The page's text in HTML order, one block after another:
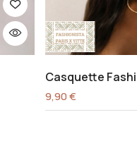
Casquette
9,90€